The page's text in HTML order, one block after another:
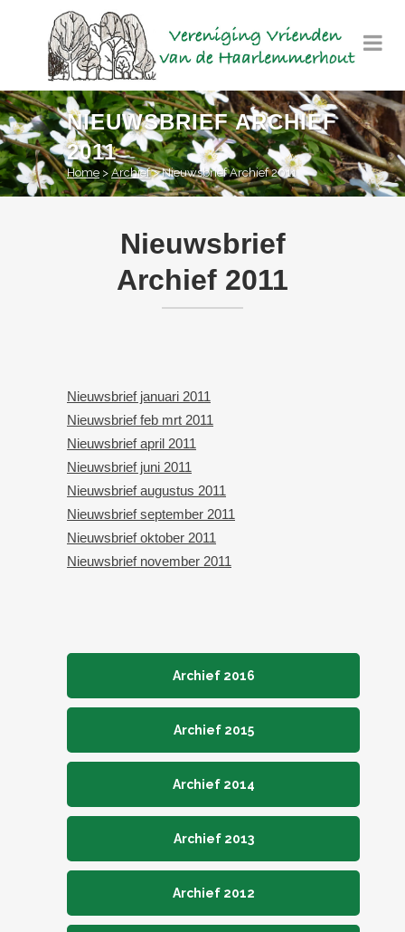
NIEUWSBRIEF ARCHIEF
2011
Home > Archief>Nieuwsbrief Archief 2011
Nieuwsbrief
Archief 2011
Nieuwsbrief januari 2011
Nieuwsbrief feb mrt 2011
Nieuwsbrief april 2011
Nieuwsbrief juni 2011
Nieuwsbrief augustus 2011
Nieuwsbrief september 2011
Nieuwsbrief oktober 2011
Nieuwsbrief november 2011
Archief 2016
Archief 2015
Archief 2014
Archief 2013
Archief 2012